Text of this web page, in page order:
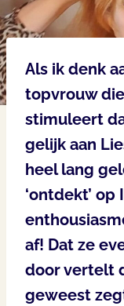
Als ik denk
topvrouw
stimuleert
gelijk aan
heel lang
‘ontdekt’
af! Dat ze
door vertelt
geweest